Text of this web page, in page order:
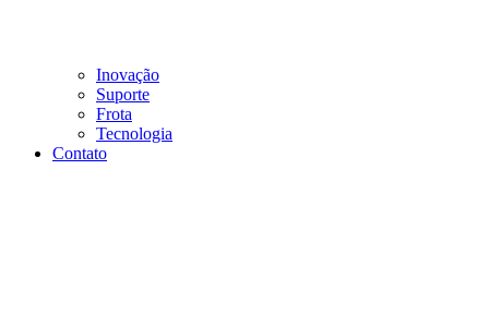
Inovação
Suporte
Frota
Tecnologia
Contato